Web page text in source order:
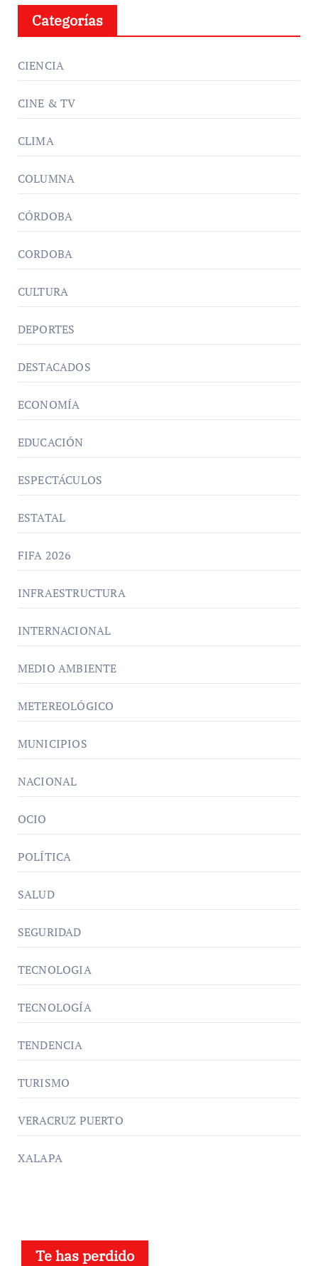
Categorías
CIENCIA
CINE & TV
CLIMA
COLUMNA
CÓRDOBA
CORDOBA
CULTURA
DEPORTES
DESTACADOS
ECONOMÍA
EDUCACIÓN
ESPECTÁCULOS
ESTATAL
FIFA 2026
INFRAESTRUCTURA
INTERNACIONAL
MEDIO AMBIENTE
METEREOLÓGICO
MUNICIPIOS
NACIONAL
OCIO
POLÍTICA
SALUD
SEGURIDAD
TECNOLOGIA
TECNOLOGÍA
TENDENCIA
TURISMO
VERACRUZ PUERTO
XALAPA
Te has perdido